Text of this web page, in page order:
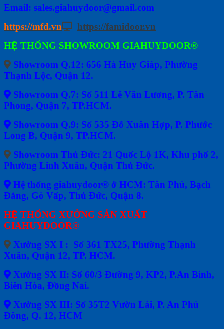
Email: sales.giahuydoor@gmail.com
https://mfd.vn
https://famidoor.vn
HỆ THỐNG SHOWROOM GIAHUYDOOR®
Showroom Q.12: 656 Hà Huy Giáp, Phường
Thạnh Lộc, Quận 12.
Showroom Q.7: Số 511 Lê Văn Lương, P. Tân
Phong, Quận 7, TP.HCM.
Showroom Q.9: Số 535 Đỗ Xuân Hợp, P. Phước
Long B, Quận 9, TP.HCM.
Showroom Thủ Đức: 21 Quốc Lộ 1K, Khu phố 2,
Phường Linh Xuân, Quận Thủ Đức.
Hệ thống giahuydoor® ở HCM: Tân Phú, Bạch
Đằng, Gò Vấp, Thủ Đức, Quận 8.
HỆ THỐNG XƯỞNG SẢN XUẤT
GIAHUYDOOR®
Xưởng SX I : Số 361 TX25, Phường Thạnh
Xuân, Quận 12, TP. HCM.
Xưởng SX II: Số 60/3 Đường 9, KP2, P.An Bình,
Biên Hòa, Đồng Nai.
Xưởng SX III: Số 35T2 Vườn Lài, P. An Phú
Đông, Q. 12, HCM